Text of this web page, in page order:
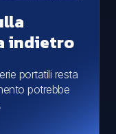
indietro
portatili resta
potrebbe